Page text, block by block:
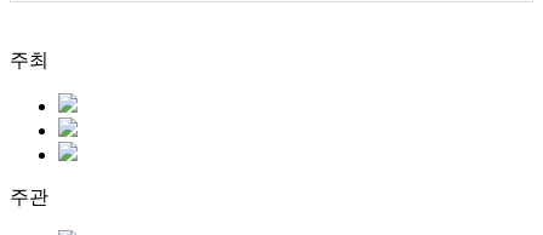
주최
주관